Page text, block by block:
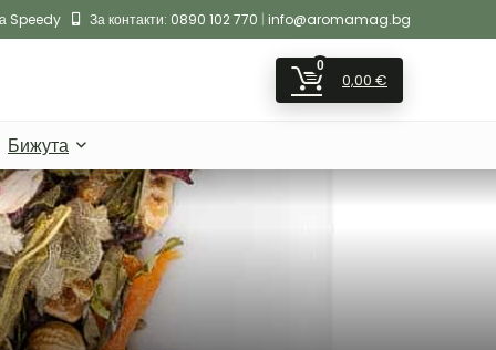
Speedy За контакти: 0890 102 770 | info@aromamag.bg
0
0,00 €
Бижута